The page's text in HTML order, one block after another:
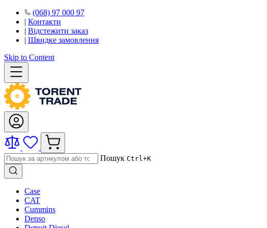
(068) 97 000 97
| Контакти
| Відстежити заказ
| Швидке замовлення
Skip to Content
Пошук Ctrl+K
Case
CAT
Cummins
Denso